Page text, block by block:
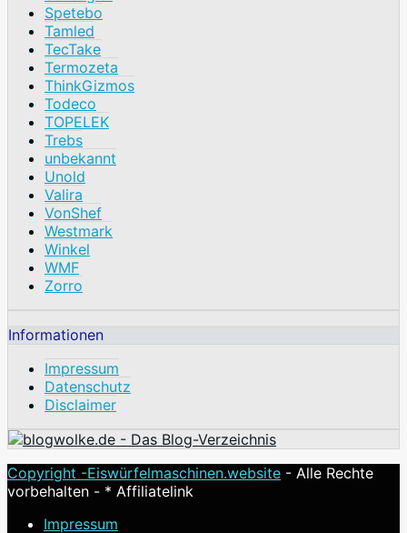
Spetebo
Tamled
TecTake
Termozeta
ThinkGizmos
Todeco
TOPELEK
Trebs
unbekannt
Unold
Valira
VonShef
Westmark
Winkel
WMF
Zorro
Informationen
Impressum
Datenschutz
Disclaimer
Copyright -Eiswürfelmaschinen.website - Alle Rechte
vorbehalten - * Affiliatelink
Impressum